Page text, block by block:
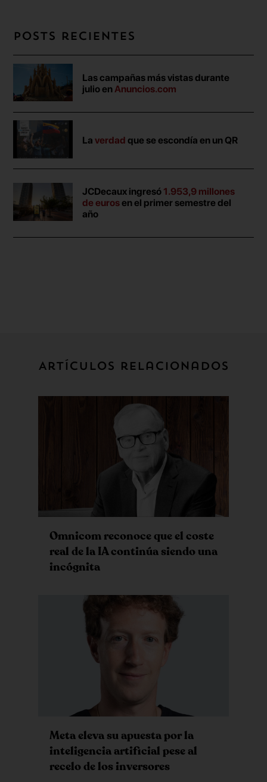
Posts recientes
Las campañas más vistas durante
julio enAnuncios.com
Laverdad que se escondía en un QR
JCDecaux ingresó 1.953,9 millones
de eurosen el primer semestre del
año
Artículos relacionados
Omnicom reconoce que el coste
real de la IA continúa siendo una
incógnita
Meta eleva su apuesta por la
inteligencia artificial pese al
recelo de los inversores